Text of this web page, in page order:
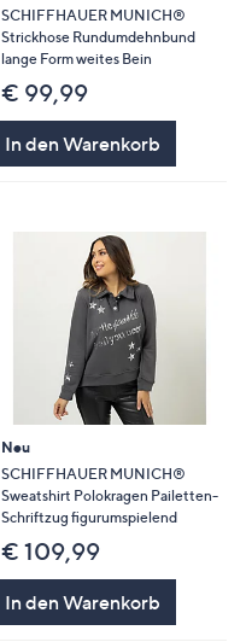
SCHIFFHAUER MUNICH®
Strickhose Rundumdehnbund
lange Form weites Bein
€ 99,99
In den Warenkorb
Neu
SCHIFFHAUER MUNICH®
Sweatshirt Polokragen Pailetten-
Schriftzug figurumspielend
€ 109,99
In den Warenkorb